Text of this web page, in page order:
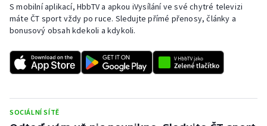
S mobilní aplikací, HbbTV a apkou iVysílání ve své chytré televizi
máte ČT sport vždy po ruce. Sledujte přímé přenosy, články a
bonusový obsah kdekoli a kdykoli.
SOCIÁLNÍ SÍTĚ